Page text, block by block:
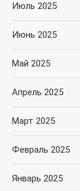
Июль 2025
Июнь 2025
Май 2025
Апрель 2025
Март 2025
Февраль 2025
Январь 2025